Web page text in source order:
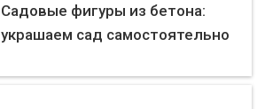
Садовые фигуры из бетона:
украшаем сад самостоятельно